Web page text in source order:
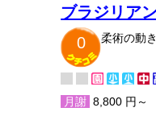
ブラジリア
0
柔術の動
月謝 8,800 円～